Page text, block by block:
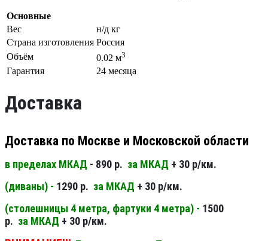
Основные
Вес
н/д кг
Страна изготовления Россия
Объём
0.02 м3
Гарантия 24 месяца
Доставка
Доставка по Москве и Московской области
в пределах МКАД - 890 р. за МКАД + 30 р/км.
(диваны) - 1290 р. за МКАД + 30 р/км.
(столешницы 4 метра, фартуки 4 метра) - 1500
р. за МКАД + 30 р/км.